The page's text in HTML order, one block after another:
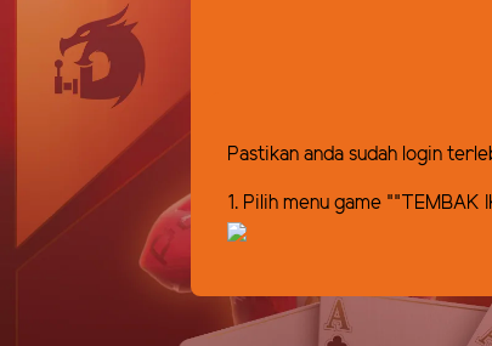
Pastikan anda sudah login
1. Pilih menu game ""TEMBAK